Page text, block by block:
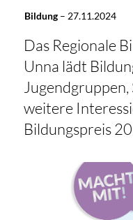
Bildung– 27.11.2024
Das Regionale
Unna lädt
weitere
Bildungspreis